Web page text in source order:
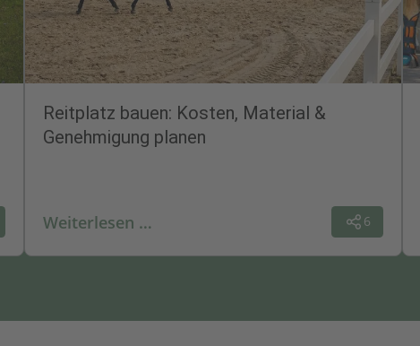
Reitplatz bauen: Kosten, Material &
Genehmigung planen
Weiterlesen … 6